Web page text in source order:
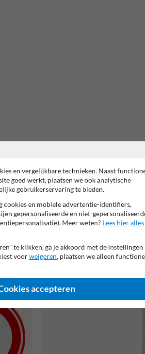
en vergelijkbare technieken. Naast
goed werkt, plaatsen we ook analytische
gebruikerservaring te bieden.
cookies en mobiele advertentie-identifiers,
gepersonaliseerde en niet-
Meer weten? Lees hier alles
te klikken, ga je akkoord met de instellingen
voorweigeren, plaatsen we alleen
accepteren